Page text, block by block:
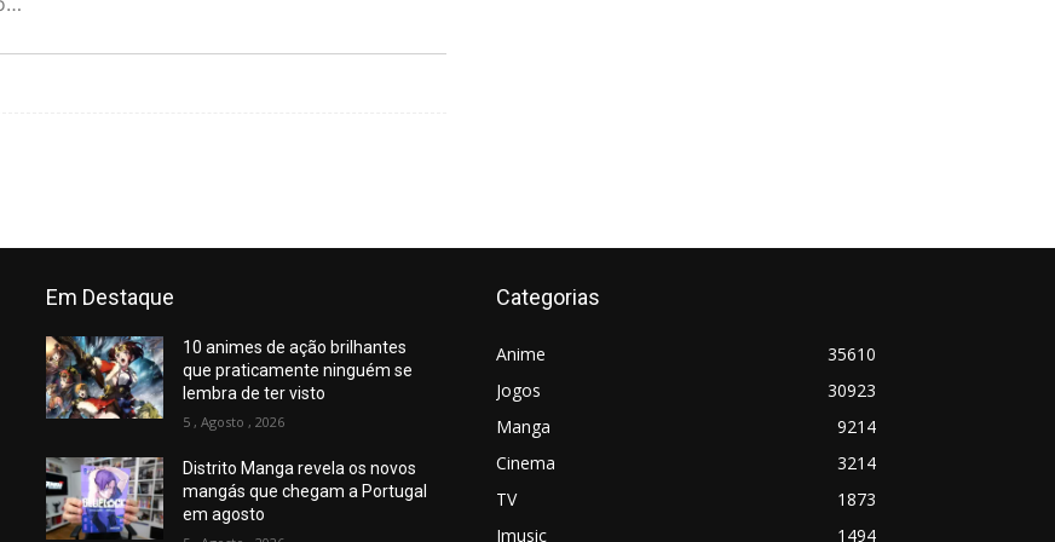
Em Destaque
10 animes de ação brilhantes
que praticamente ninguém se
lembra de ter visto
5 , Agosto , 2026
Distrito Manga revela os novos
mangás que chegam a Portugal
em agosto
Categorias
Anime
35610
Jogos
30923
Manga
9214
Cinema
3214
TV
1873
Jmusic
1494